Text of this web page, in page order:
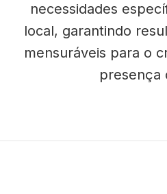
necessidades
local, garantindo
mensuráveis para o
presença